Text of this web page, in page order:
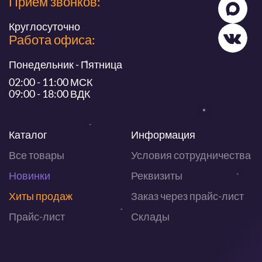
Круглосуточно
Работа офиса:
Понедельник - Пятница
02:00 - 11:00 МСК
09:00 - 18:00 ВДК
Каталог
Все товары
Новинки
Хиты продаж
Прайс-лист
Информация
Условия сотрудничества
Реквизиты
Заказ через прайс-лист
Склады